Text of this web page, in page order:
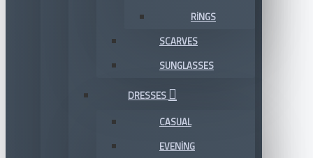
RINGS
SCARVES
SUNGLASSES
DRESSES
CASUAL
EVENING